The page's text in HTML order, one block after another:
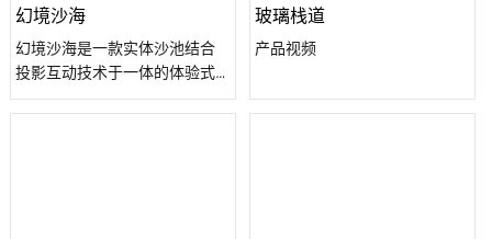
幻境沙海
幻境沙海是一款实体沙池结合
投影互动技术于一体的体验式
交互游戏， 打造出美轮美奂的
场景，小朋友可以身临其境的
玻璃栈道
产品视频